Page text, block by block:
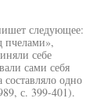
следующее:
пчелами»,
себе
сами себя
одно
с. 399-401).